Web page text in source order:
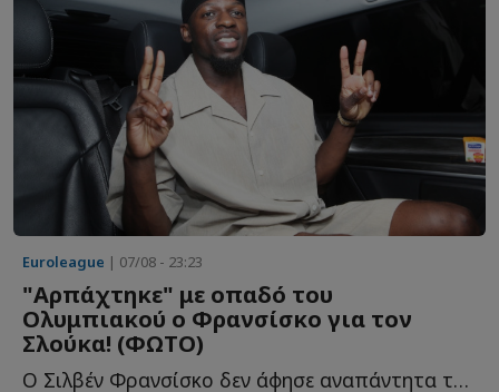
Euroleague | 07/08 - 23:23
"Αρπάχτηκε" με οπαδό του
Ολυμπιακού ο Φρανσίσκο για τον
Σλούκα! (ΦΩΤΟ)
Ο Σιλβέν Φρανσίσκο δεν άφησε αναπάντητα τα όσα έγραψε φ...